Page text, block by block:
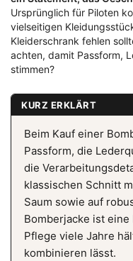
Ursprünglich für Piloten
vielseitigen
Kleiderschrank fehlen
achten, damit Passform,
stimmen?
KURZ ERKLÄRT
Beim Kauf einer
Passform, die
die
klassischen Schnitt
Saum sowie auf
Bomberjacke ist
Pflege viele Jahre
kombinieren lässt.